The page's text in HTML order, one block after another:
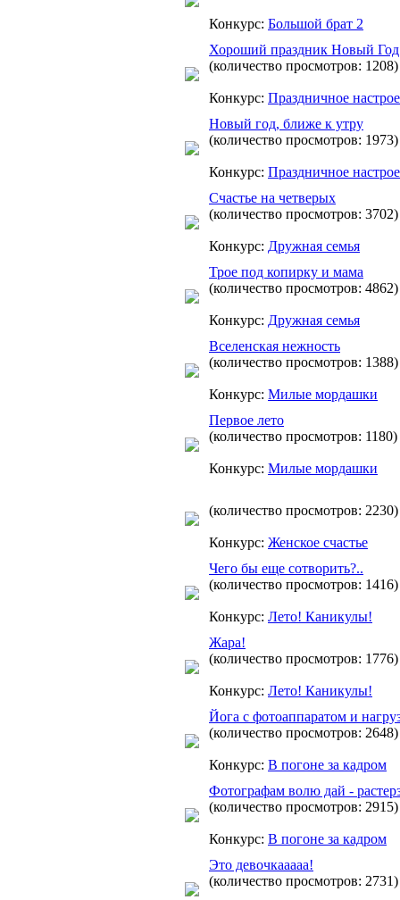
Конкурс: Большой брат 2
Хороший праздник Новый Год
(количество просмотров: 1208)
Конкурс: Праздничное
Новый год, ближе к утру
(количество просмотров: 1973)
Конкурс: Праздничное
Счастье на четверых
(количество просмотров: 3702)
Конкурс: Дружная семья
Трое под копирку и мама
(количество просмотров: 4862)
Конкурс: Дружная семья
Вселенская нежность
(количество просмотров: 1388)
Конкурс: Милые мордашки
Первое лето
(количество просмотров: 1180)
Конкурс: Милые мордашки
(количество просмотров: 2230)
Конкурс: Женское счастье
Чего бы еще сотворить?..
(количество просмотров: 1416)
Конкурс: Лето! Каникулы!
Жара!
(количество просмотров: 1776)
Конкурс: Лето! Каникулы!
Йога с фотоаппаратом и
(количество просмотров: 2648)
Конкурс: В погоне за кадром
Фотографам волю дай -
(количество просмотров: 2915)
Конкурс: В погоне за кадром
Это девочкааааа!
(количество просмотров: 2731)